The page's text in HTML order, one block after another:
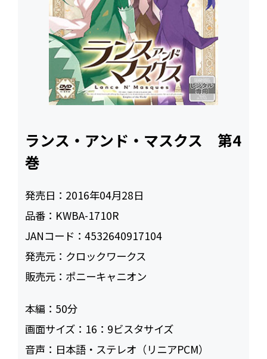
ランス・アンド・マスクス 第4
巻
発売日： 2016年04月28日
品番： KWBA-1710R
JANコード：4532640917104
発売元： クロックワークス
販売元： ポニーキャニオン
本編： 50
画面サイズ： 16：9ビスタサイズ
音声： 日本語・ステレオ（リニアPCM）